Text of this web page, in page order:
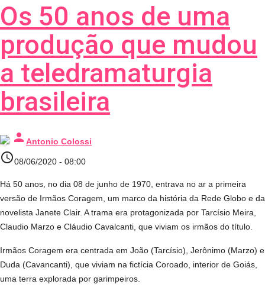
Os 50 anos de uma
produção que mudou
a teledramaturgia
brasileira
person Antonio Colossi
access_time08/06/2020 - 08:00
Há 50 anos, no dia 08 de junho de 1970, entrava no ar a primeira
versão de Irmãos Coragem, um marco da história da Rede Globo e da
novelista Janete Clair. A trama era protagonizada por Tarcísio Meira,
Claudio Marzo e Cláudio Cavalcanti, que viviam os irmãos do título.
Irmãos Coragem era centrada em João (Tarcísio), Jerônimo (Marzo) e
Duda (Cavancanti), que viviam na fictícia Coroado, interior de Goiás,
uma terra explorada por garimpeiros.